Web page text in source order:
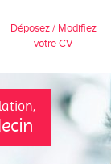
Déposez / Modifiez
votre CV